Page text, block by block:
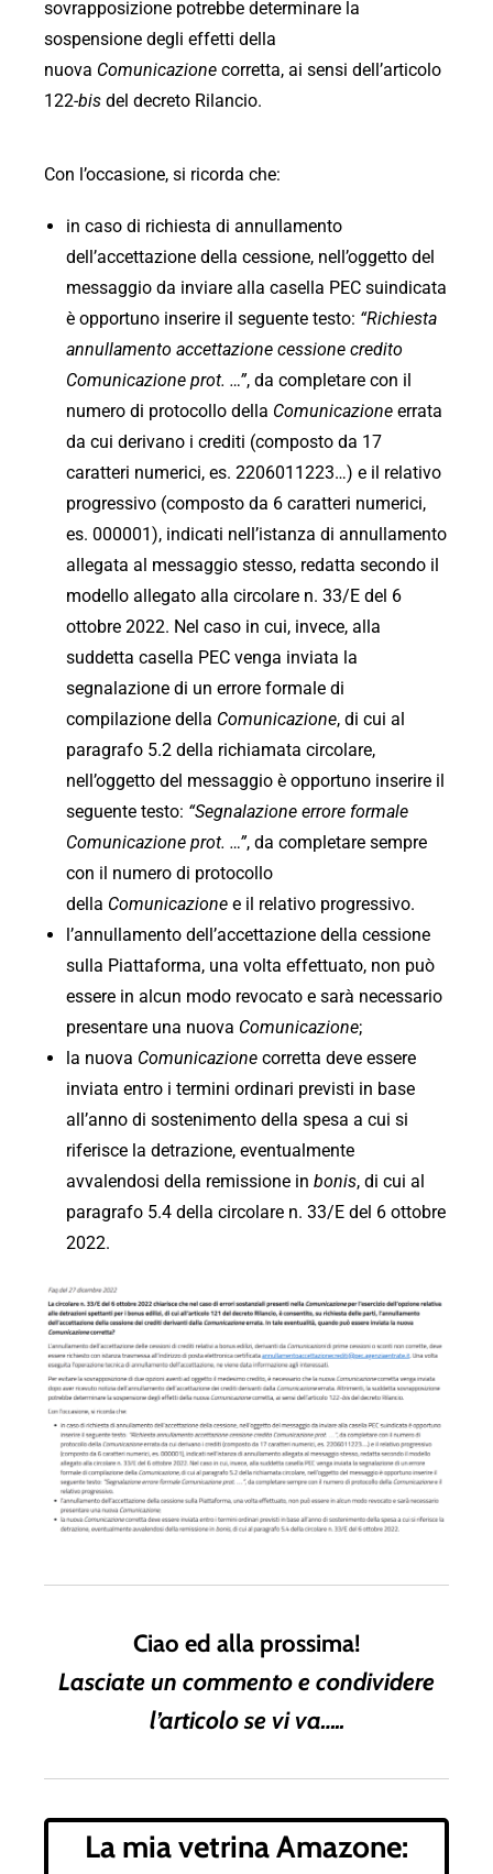
sovrapposizione potrebbe determinare la
sospensione degli effetti della
nuova Comunicazione corretta, ai sensi dell’articolo
122-bis del decreto Rilancio.
Con l’occasione, si ricorda che:
in caso di richiesta di annullamento
dell’accettazione della cessione, nell’oggetto del
messaggio da inviare alla casella PEC suindicata
è opportuno inserire il seguente testo: “Richiesta
annullamento accettazione cessione credito
Comunicazione prot. …”, da completare con il
numero di protocollo della Comunicazione errata
da cui derivano i crediti (composto da 17
caratteri numerici, es. 2206011223…) e il relativo
progressivo (composto da 6 caratteri numerici,
es. 000001), indicati nell’istanza di annullamento
allegata al messaggio stesso, redatta secondo il
modello allegato alla circolare n. 33/E del 6
ottobre 2022. Nel caso in cui, invece, alla
suddetta casella PEC venga inviata la
segnalazione di un errore formale di
compilazione della Comunicazione, di cui al
paragrafo 5.2 della richiamata circolare,
nell’oggetto del messaggio è opportuno inserire il
seguente testo: “Segnalazione errore formale
Comunicazione prot. …”, da completare sempre
con il numero di protocollo
della Comunicazione e il relativo progressivo.
l’annullamento dell’accettazione della cessione
sulla Piattaforma, una volta effettuato, non può
essere in alcun modo revocato e sarà necessario
presentare una nuova Comunicazione;
la nuova Comunicazione corretta deve essere
inviata entro i termini ordinari previsti in base
all’anno di sostenimento della spesa a cui si
riferisce la detrazione, eventualmente
avvalendosi della remissione in bonis, di cui al
paragrafo 5.4 della circolare n. 33/E del 6 ottobre
2022.
Ciao ed alla prossima!
Lasciate un commento e condividere
l’articolo se vi va…..
La mia vetrina Amazone: